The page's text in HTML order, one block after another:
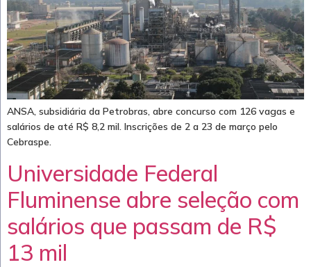
ANSA, subsidiária da Petrobras, abre concurso com 126 vagas e
salários de até R$ 8,2 mil. Inscrições de 2 a 23 de março pelo
Cebraspe.
Universidade Federal
Fluminense abre seleção com
salários que passam de R$
13 mil